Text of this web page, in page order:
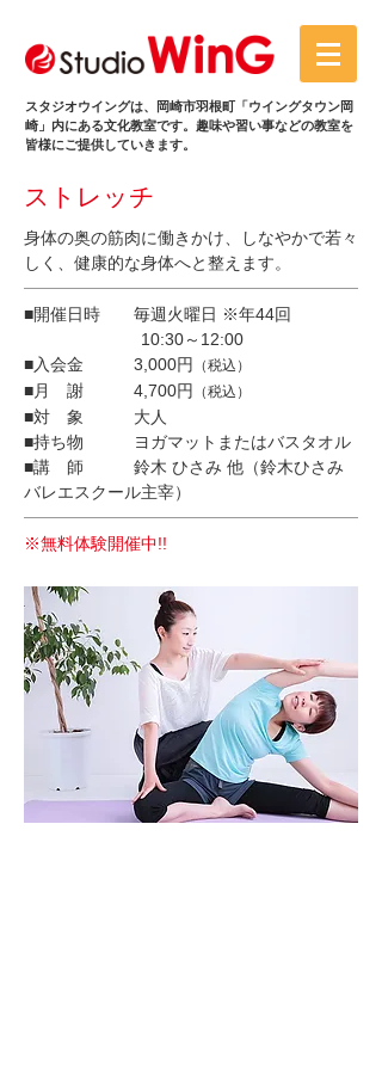
スタジオウイングは、岡崎市羽根町「ウイングタウン岡
崎」内にある文化教室です。趣味や習い事などの教室を
皆様にご提供していきます。
ストレッチ
身体の奥の筋肉に働きかけ、しなやかで若々
しく、健康的な身体へと整えます。
■開催日時 毎週火曜日 ※年44回
10:30～12:00
■入会金 3,000円
（税込）
■月 謝 4,700円 （税込）
■対 象 大人
■持ち物 ヨガマットまたはバスタオル
■講 師 鈴木 ひさみ 他（鈴木ひさみ
バレエスクール主宰）
※無料体験開催中!!